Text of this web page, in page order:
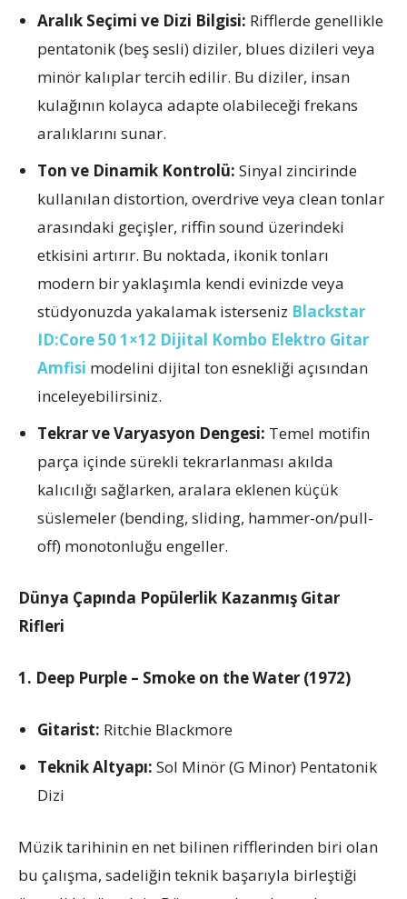
Aralık Seçimi ve Dizi Bilgisi: Rifflerde genellikle
pentatonik (beş sesli) diziler, blues dizileri veya
minör kalıplar tercih edilir. Bu diziler, insan
kulağının kolayca adapte olabileceği frekans
aralıklarını sunar.
Ton ve Dinamik Kontrolü: Sinyal zincirinde
kullanılan distortion, overdrive veya clean tonlar
arasındaki geçişler, riffin sound üzerindeki
etkisini artırır. Bu noktada, ikonik tonları
modern bir yaklaşımla kendi evinizde veya
stüdyonuzda yakalamak isterseniz Blackstar
ID:Core 50 1×12 Dijital Kombo Elektro Gitar
Amfisi modelini dijital ton esnekliği açısından
inceleyebilirsiniz.
Tekrar ve Varyasyon Dengesi: Temel motifin
parça içinde sürekli tekrarlanması akılda
kalıcılığı sağlarken, aralara eklenen küçük
süslemeler (bending, sliding, hammer-on/pull-
off) monotonluğu engeller.
Dünya Çapında Popülerlik Kazanmış Gitar
Rifleri
1. Deep Purple – Smoke on the Water (1972)
Gitarist: Ritchie Blackmore
Teknik Altyapı: Sol Minör (G Minor) Pentatonik
Dizi
Müzik tarihinin en net bilinen rifflerinden biri olan
bu çalışma, sadeliğin teknik başarıyla birleştiği